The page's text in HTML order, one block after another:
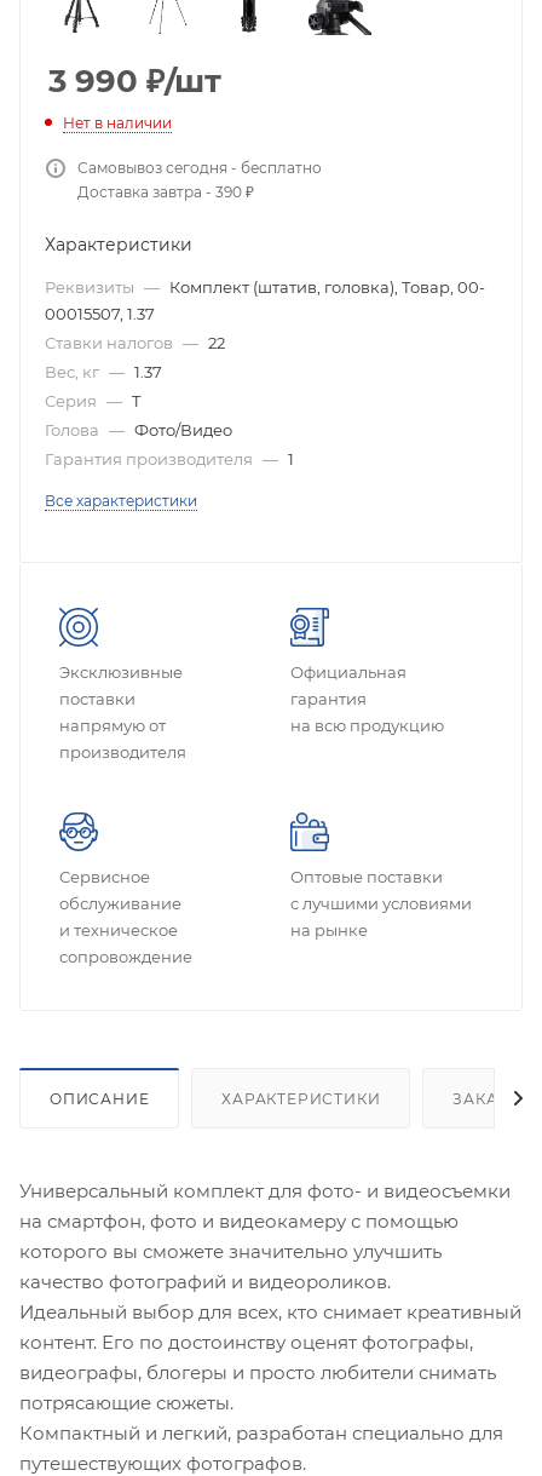
3 990 ₽/шт
Нет в наличии
Самовывоз сегодня - бесплатно
Доставка завтра - 390 ₽
Характеристики
Реквизиты — Комплект (штатив, головка), Товар, 00-
00015507, 1.37
Ставки налогов — 22
Вес, кг — 1.37
Серия — T
Голова — Фото/Видео
Гарантия производителя — 1
Все характеристики
Эксклюзивные
поставки
напрямую от
производителя
Официальная
гарантия
на всю продукцию
Сервисное
обслуживание
и техническое
сопровождение
Оптовые поставки
с лучшими условиями
на рынке
ОПИСАНИЕ ХАРАКТЕРИСТИКИ
Универсальный комплект для фото- и видеосъемки
на смартфон, фото и видеокамеру с помощью
которого вы сможете значительно улучшить
качество фотографий и видеороликов.
Идеальный выбор для всех, кто снимает креативный
контент. Его по достоинству оценят фотографы,
видеографы, блогеры и просто любители снимать
потрясающие сюжеты.
Компактный и легкий, разработан специально для
путешествующих фотографов.